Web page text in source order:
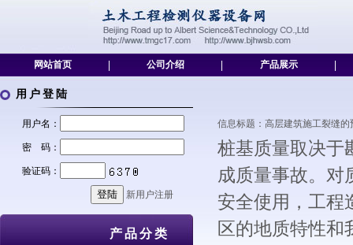
网站首页 公司介绍 产品展示
用户登陆
用户名：
密 码：
验证码：
新用户注册
产品分类
信息标题：高层建筑施工裂缝的
桩基质量取决于
成质量事故。对
安全使用，工程
区的地质特性和